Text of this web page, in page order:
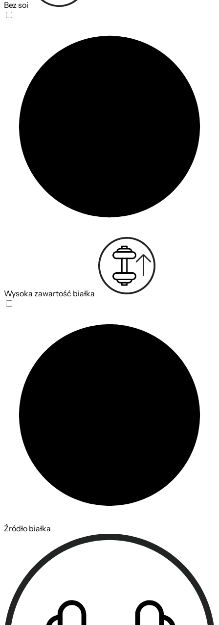
Bez soi
Wysoka zawartość białka
Źródło białka